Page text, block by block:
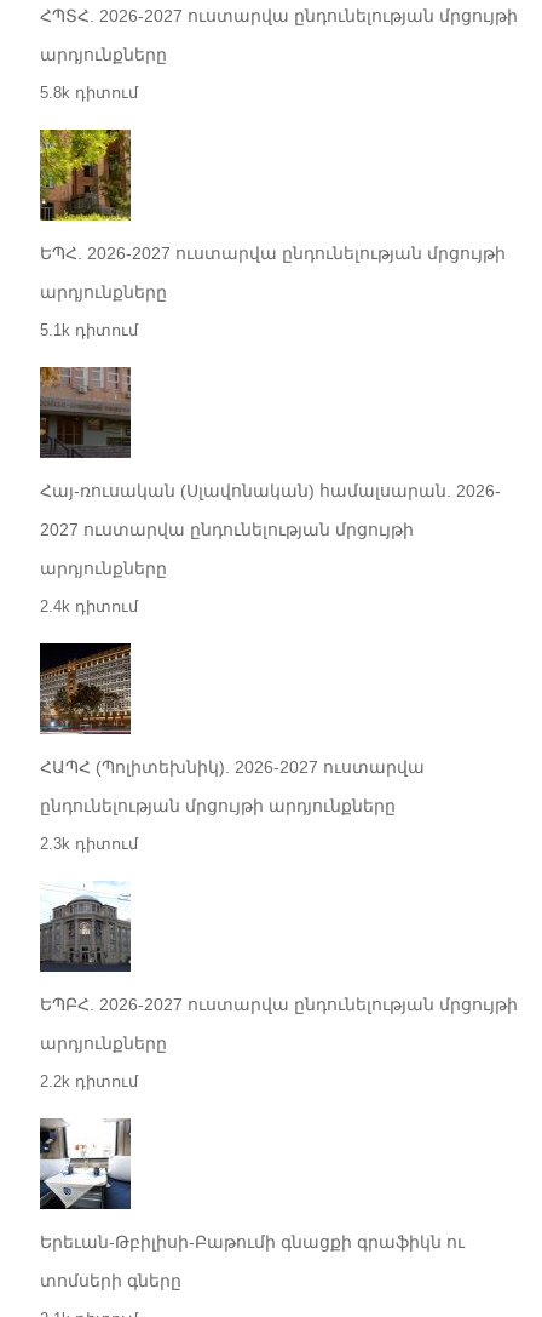
ՀՊՏՀ. 2026-2027 ուստարվա ընդունելության մրցույթի
արդյունքները
5.8k դիտում
ԵՊՀ. 2026-2027 ուստարվա ընդունելության մրցույթի
արդյունքները
5.1k դիտում
Հայ-ռուսական (Սլավոնական) համալսարան. 2026-
2027 ուստարվա ընդունելության մրցույթի
արդյունքները
2.4k դիտում
ՀԱՊՀ (Պոլիտեխնիկ). 2026-2027 ուստարվա
ընդունելության մրցույթի արդյունքները
2.3k դիտում
ԵՊԲՀ. 2026-2027 ուստարվա ընդունելության մրցույթի
արդյունքները
2.2k դիտում
Երեւան-Թբիլիսի-Բաթումի գնացքի գրաֆիկն ու
տոմսերի գները